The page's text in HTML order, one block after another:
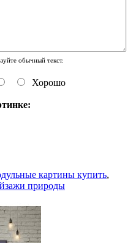
обычный текст.
Хорошо
картины купить,
природы